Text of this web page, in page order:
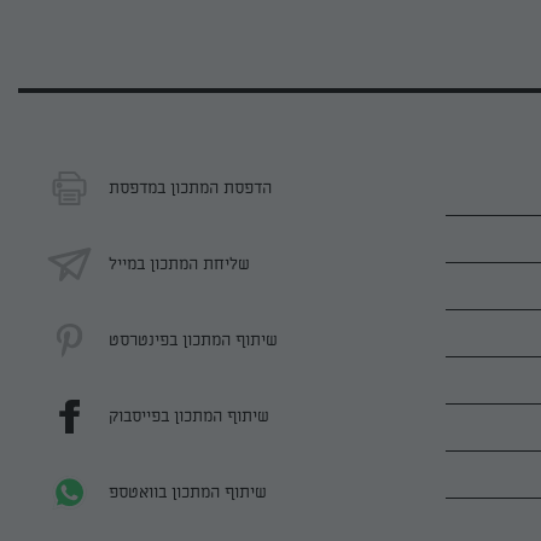
הדפסת המתכון במדפסת
שליחת המתכון במייל
שיתוף המתכון בפינטרסט
שיתוף המתכון בפייסבוק
שיתוף המתכון בוואטספ